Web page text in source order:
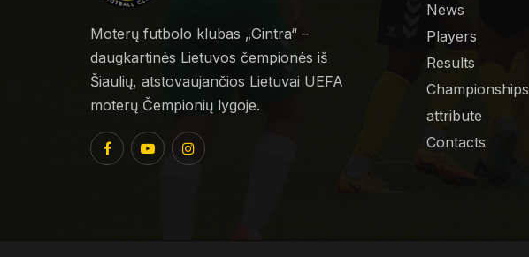
Moterų futbolo klubas „Gintra“ –
daugkartinės Lietuvos čempionės iš
Šiaulių, atstovaujančios Lietuvai UEFA
moterų Čempionių lygoje.
News
Players
Results
Championships
attribute
Contacts